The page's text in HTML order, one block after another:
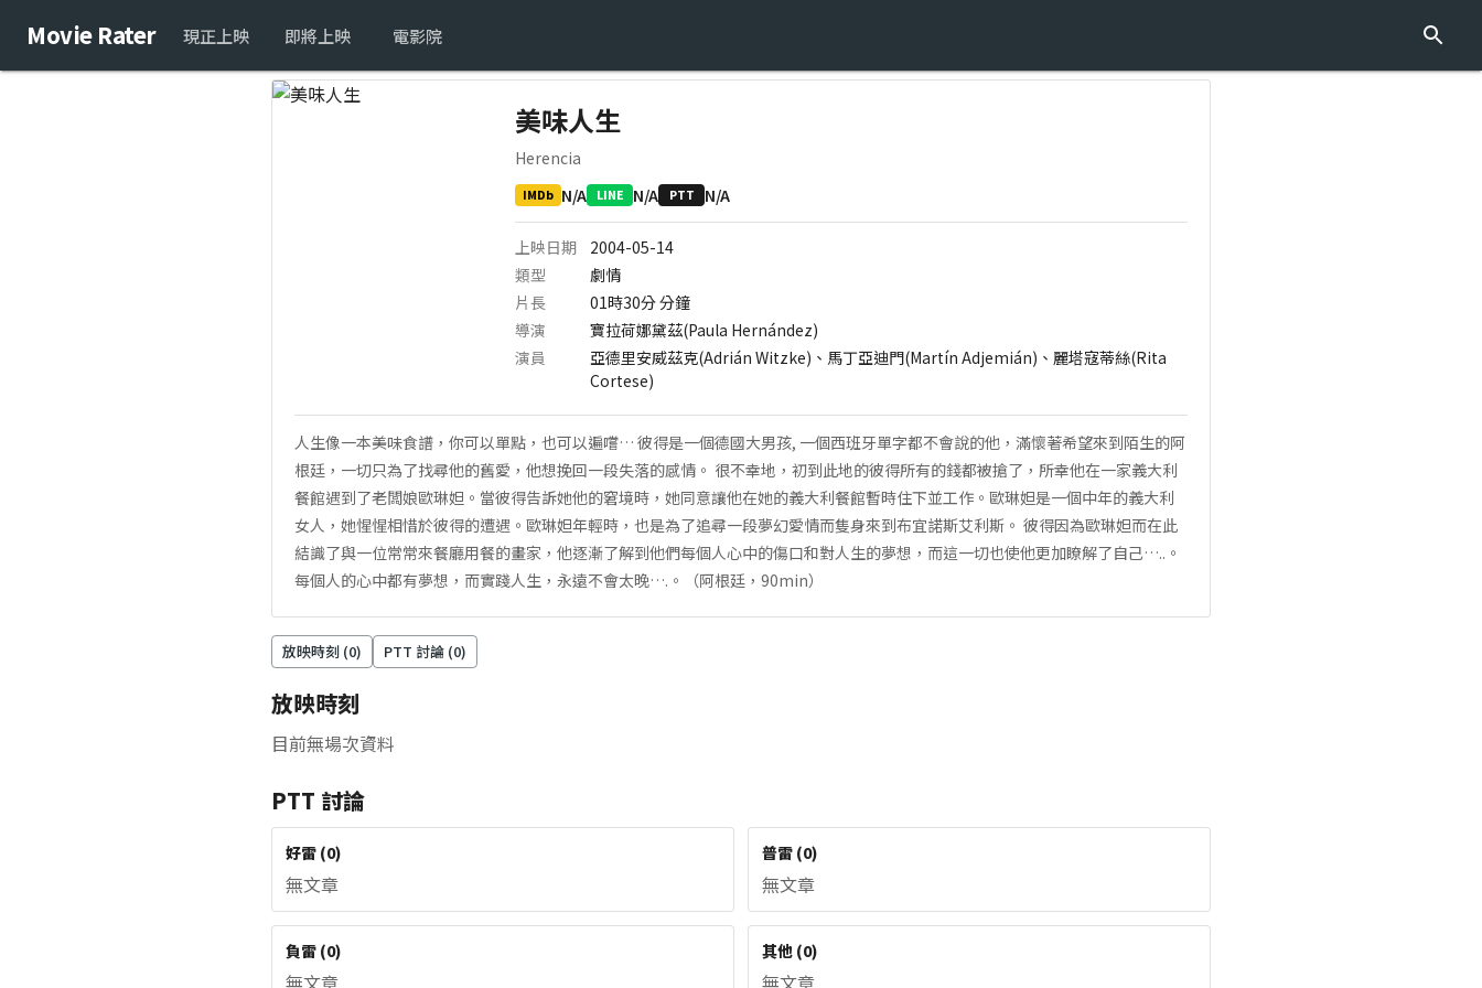
Movie Rater 現正上映 即將上映 電影院
美味人生
Herencia
IMDb N/A LINE N/A PTT N/A
上映日期
2004-05-14
類型
劇情
片長
01時30分分鐘
導演
寶拉荷娜黛茲(Paula Hernández)
演員
亞德里安威茲克(Adrián Witzke)、馬丁亞迪門(Martín Adjemián)、麗塔寇蒂絲(Rita
Cortese)
人生像一本美味食譜，你可以單點，也可以遍嚐… 彼得是一個德國大男孩, 一個西班牙單字都不會說的他，滿懷著希望來到陌生的阿
根廷，一切只為了找尋他的舊愛，他想挽回一段失落的感情。 很不幸地，初到此地的彼得所有的錢都被搶了，所幸他在一家義大利
餐館遇到了老闆娘歐琳妲。當彼得告訴她他的窘境時，她同意讓他在她的義大利餐館暫時住下並工作。歐琳妲是一個中年的義大利
女人，她惺惺相惜於彼得的遭遇。歐琳妲年輕時，也是為了追尋一段夢幻愛情而隻身來到布宜諾斯艾利斯。 彼得因為歐琳妲而在此
結識了與一位常常來餐廳用餐的畫家，他逐漸了解到他們每個人心中的傷口和對人生的夢想，而這一切也使他更加瞭解了自己…..。
每個人的心中都有夢想，而實踐人生，永遠不會太晚….。（阿根廷，90min）
放映時刻 (0) PTT 討論 (0)
放映時刻
目前無場次資料
PTT 討論
好雷 (0)
無文章
普雷 (0)
無文章
負雷 (0) 其他 (0)